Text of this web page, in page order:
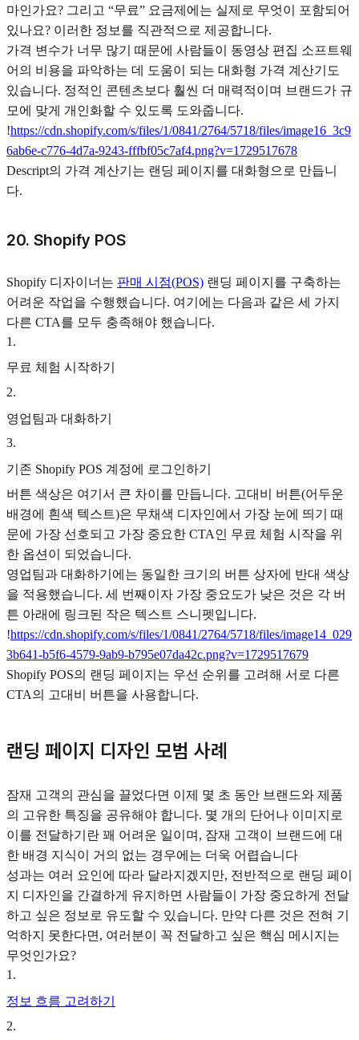
마인가요? 그리고 “무료” 요금제에는 실제로 무엇이 포함되어
있나요? 이러한 정보를 직관적으로 제공합니다.
가격 변수가 너무 많기 때문에 사람들이 동영상 편집 소프트웨
어의 비용을 파악하는 데 도움이 되는 대화형 가격 계산기도
있습니다. 정적인 콘텐츠보다 훨씬 더 매력적이며 브랜드가 규
모에 맞게 개인화할 수 있도록 도와줍니다.
!https://cdn.shopify.com/s/files/1/0841/2764/5718/files/image16_3c9
6ab6e-c776-4d7a-9243-fffbf05c7af4.png?v=1729517678
Descript의 가격 계산기는 랜딩 페이지를 대화형으로 만듭니
다.
20. Shopify POS
Shopify 디자이너는 판매 시점(POS) 랜딩 페이지를 구축하는
어려운 작업을 수행했습니다. 여기에는 다음과 같은 세 가지
다른 CTA를 모두 충족해야 했습니다.
1 .
무료 체험 시작하기
2.
영업팀과 대화하기
3.
기존 Shopify POS 계정에 로그인하기
버튼 색상은 여기서 큰 차이를 만듭니다. 고대비 버튼(어두운
배경에 흰색 텍스트)은 무채색 디자인에서 가장 눈에 띄기 때
문에 가장 선호되고 가장 중요한 CTA인 무료 체험 시작을 위
한 옵션이 되었습니다.
영업팀과 대화하기에는 동일한 크기의 버튼 상자에 반대 색상
을 적용했습니다. 세 번째이자 가장 중요도가 낮은 것은 각 버
튼 아래에 링크된 작은 텍스트 스니펫입니다.
!https://cdn.shopify.com/s/files/1/0841/2764/5718/files/image14_029
3b641-b5f6-4579-9ab9-b795e07da42c.png?v=1729517679
Shopify POS의 랜딩 페이지는 우선 순위를 고려해 서로 다른
CTA의 고대비 버튼을 사용합니다.
랜딩 페이지 디자인 모범 사례
잠재 고객의 관심을 끌었다면 이제 몇 초 동안 브랜드와 제품
의 고유한 특징을 공유해야 합니다. 몇 개의 단어나 이미지로
이를 전달하기란 꽤 어려운 일이며, 잠재 고객이 브랜드에 대
한 배경 지식이 거의 없는 경우에는 더욱 어렵습니다
성과는 여러 요인에 따라 달라지겠지만, 전반적으로 랜딩 페이
지 디자인을 간결하게 유지하면 사람들이 가장 중요하게 전달
하고 싶은 정보로 유도할 수 있습니다. 만약 다른 것은 전혀 기
억하지 못한다면, 여러분이 꼭 전달하고 싶은 핵심 메시지는
무엇인가요?
1 .
정보 흐름 고려하기
2.